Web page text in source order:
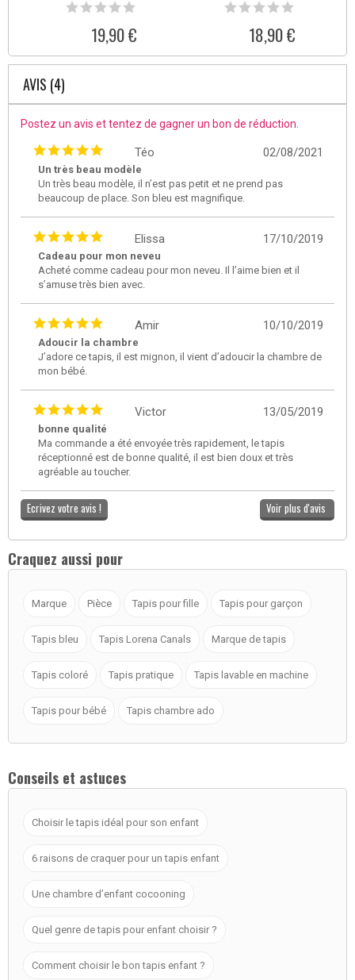
19,90 € 18,90 €
AVIS (4)
Postez un avis et tentez de gagner un bon de réduction.
02/08/2021
Téo
Un très beau modèle
Un très beau modèle, il n’est pas petit et ne prend pas
beaucoup de place. Son bleu est magnifique.
17/10/2019
Elissa
Cadeau pour mon neveu
Acheté comme cadeau pour mon neveu. Il l’aime bien et il
s’amuse très bien avec.
10/10/2019
Amir
Adoucir la chambre
J’adore ce tapis, il est mignon, il vient d’adoucir la chambre de
mon bébé.
13/05/2019
Victor
bonne qualité
Ma commande a été envoyée très rapidement, le tapis
réceptionné est de bonne qualité, il est bien doux et très
agréable au toucher.
Ecrivez votre avis ! Voir plus d'avis
Craquez aussi pour
Marque Pièce Tapis pour fille Tapis pour garçon
Tapis bleu Tapis Lorena Canals Marque de tapis
Tapis coloré Tapis pratique Tapis lavable en machine
Tapis pour bébé Tapis chambre ado
Conseils et astuces
Choisir le tapis idéal pour son enfant
6 raisons de craquer pour un tapis enfant
Une chambre d’enfant cocooning
Quel genre de tapis pour enfant choisir ?
Comment choisir le bon tapis enfant ?